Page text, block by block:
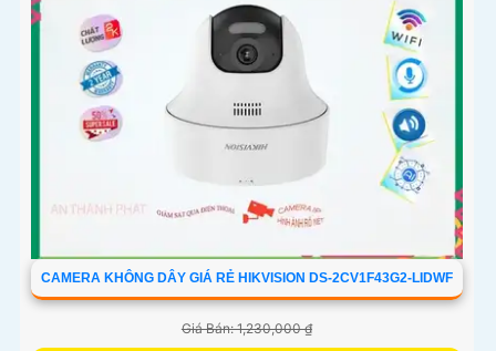
CAMERA KHÔNG DÂY GIÁ RẺ HIKVISION DS-2CV1F43G2-LIDWF
Giá Bán: 1,230,000 ₫